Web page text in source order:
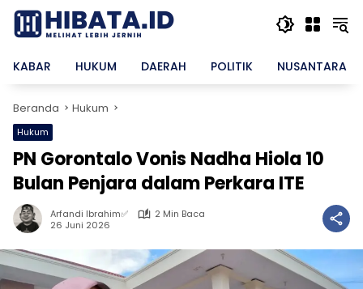
Langsung
konten
KABAR
HUKUM DAERAH POLITIK NUSANTARA
Beranda Hukum
Hukum
PN Gorontalo Vonis Nadha Hiola 10
Bulan Penjara dalam Perkara ITE
Arfandi Ibrahim✅
2 Min Baca
26 Juni 2026